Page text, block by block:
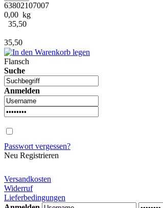
63802107007
0,00 kg
35,50
35,50
Flansch
Suche
Anmelden
Passwort vergessen?
Neu Registrieren
Versandkosten
Widerruf
Lieferbedingungen